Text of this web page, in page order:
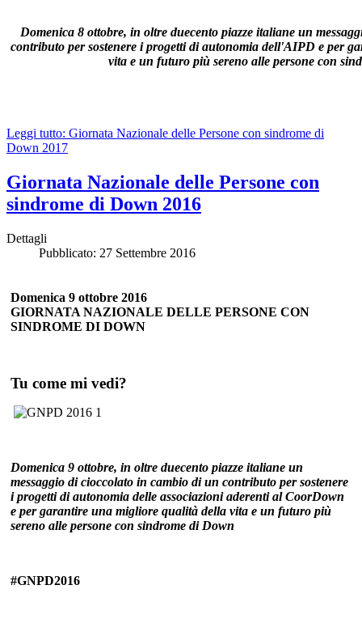
Domenica 8 ottobre, in oltre duecento piazze italiane un
contributo per sostenere i progetti di autonomia dell'AIPD e per
vita e un futuro più sereno alle persone con
Leggi tutto: Giornata Nazionale delle Persone con sindrome di
Down 2017
Giornata Nazionale delle Persone con
sindrome di Down 2016
Dettagli
Pubblicato: 27 Settembre 2016
Domenica 9 ottobre 2016
GIORNATA NAZIONALE DELLE PERSONE CON
SINDROME DI DOWN
Tu come mi vedi?
Domenica 9 ottobre, in oltre duecento piazze italiane un
messaggio di cioccolato in cambio di un contributo per sostenere
i progetti di autonomia delle associazioni aderenti al CoorDown
e per garantire una migliore qualità della vita e un futuro più
sereno alle persone con sindrome di Down
#GNPD2016